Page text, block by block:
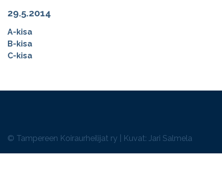
29.5.2014
A-kisa
B-kisa
C-kisa
© Tampereen Koiraurheilijat ry | Kuvat: Jari Salmela